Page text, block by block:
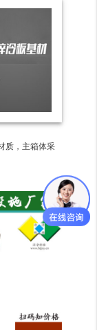
质，主箱体采